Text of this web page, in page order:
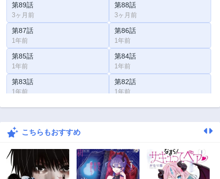
第89話
3ヶ月前
第88話
3ヶ月前
第87話
1年前
第86話
1年前
第85話
1年前
第84話
1年前
第83話
1年前
第82話
1年前
第81話 第80話
第79話
第77話
1年前
第76話
1年前
こちらもおすすめ